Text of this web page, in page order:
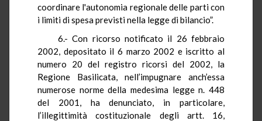
coordinare l'autonomia regionale delle parti con
i limiti di spesa previsti nella legge di bilancio”.
6.- Con ricorso notificato il 26 febbraio
2002, depositato il 6 marzo 2002 e iscritto al
numero 20 del registro ricorsi del 2002, la
Regione Basilicata, nell’impugnare anch’essa
numerose norme della medesima legge n. 448
del 2001, ha denunciato, in particolare,
l’illegittimità costituzionale degli artt. 16,